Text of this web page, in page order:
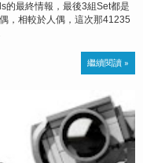
的最終情報，最後3組Set都是
，相較於人偶，這次那41235
繼續閱讀 »